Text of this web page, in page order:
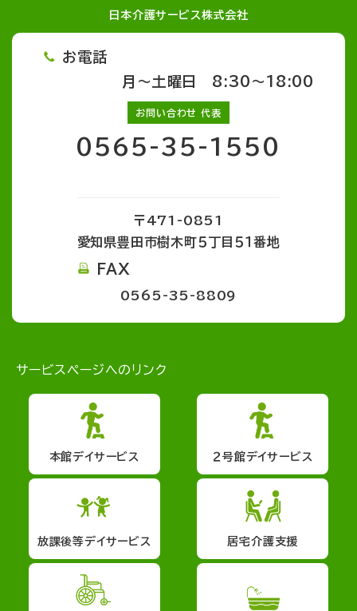
日本介護サービス株式会社
お電話
月～土曜日 8:30～18:00
お問い合わせ 代表
0565-35-1550
〒471-0851
愛知県豊田市樹木町５丁目５１番地
FAX
0565-35-8809
サービスページへのリンク
本館デイサービス ２号館デイサービス
放課後等デイサービス 居宅介護支援